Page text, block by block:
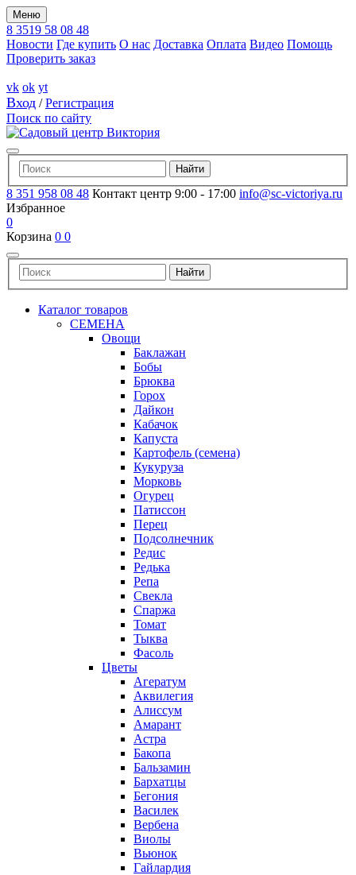
Меню
8 3519 58 08 48
Новости Где купить О нас Доставка Оплата Видео Помощь
Проверить заказ
vk ok yt
Вход /Регистрация
Поиск по сайту
8 351 958 08 48 Контакт центр 9:00 - 17:00 info@sc-victoriya.ru
Избранное
0
Корзина 0 0
Каталог товаров
СЕМЕНА
Овощи
Баклажан
Бобы
Брюква
Горох
Дайкон
Кабачок
Капуста
Картофель (семена)
Кукуруза
Морковь
Огурец
Патиссон
Перец
Подсолнечник
Редис
Редька
Репа
Свекла
Спаржа
Томат
Тыква
Фасоль
Цветы
Агератум
Аквилегия
Алиссум
Амарант
Астра
Бакопа
Бальзамин
Бархатцы
Бегония
Василек
Вербена
Виолы
Вьюнок
Гайлардия